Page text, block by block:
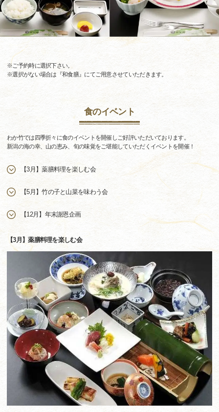
※ご予約時に選択下さい。
※選択がない場合は『和食膳』にてご用意させていただきます。
食のイベント
わか竹では四季折々に食のイベントを開催しご好評いただいております。
新潟の海の幸、山の恵み、旬の味覚をご堪能していただくイベントを開催！
【3月】薬膳料理を楽しむ会
【5月】竹の子と山菜を味わう会
【12月】年末謝恩企画
【3月】薬膳料理を楽しむ会